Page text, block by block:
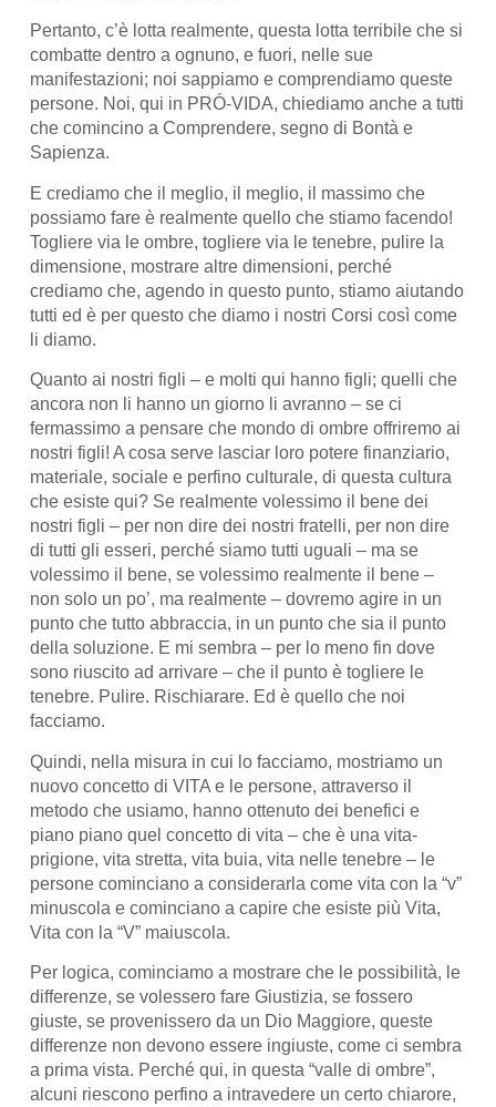
Pertanto, c’è lotta realmente, questa lotta terribile che si
combatte dentro a ognuno, e fuori, nelle sue
manifestazioni; noi sappiamo e comprendiamo queste
persone. Noi, qui in PRÓ-VIDA, chiediamo anche a tutti
che comincino a Comprendere, segno di Bontà e
Sapienza.
E crediamo che il meglio, il meglio, il massimo che
possiamo fare è realmente quello che stiamo facendo!
Togliere via le ombre, togliere via le tenebre, pulire la
dimensione, mostrare altre dimensioni, perché
crediamo che, agendo in questo punto, stiamo aiutando
tutti ed è per questo che diamo i nostri Corsi così come
li diamo.
Quanto ai nostri figli – e molti qui hanno figli; quelli che
ancora non li hanno un giorno li avranno – se ci
fermassimo a pensare che mondo di ombre offriremo ai
nostri figli! A cosa serve lasciar loro potere finanziario,
materiale, sociale e perfino culturale, di questa cultura
che esiste qui? Se realmente volessimo il bene dei
nostri figli – per non dire dei nostri fratelli, per non dire
di tutti gli esseri, perché siamo tutti uguali – ma se
volessimo il bene, se volessimo realmente il bene –
non solo un po’, ma realmente – dovremo agire in un
punto che tutto abbraccia, in un punto che sia il punto
della soluzione. E mi sembra – per lo meno fin dove
sono riuscito ad arrivare – che il punto è togliere le
tenebre. Pulire. Rischiarare. Ed è quello che noi
facciamo.
Quindi, nella misura in cui lo facciamo, mostriamo un
nuovo concetto di VITA e le persone, attraverso il
metodo che usiamo, hanno ottenuto dei benefici e
piano piano quel concetto di vita – che è una vita-
prigione, vita stretta, vita buia, vita nelle tenebre – le
persone cominciano a considerarla come vita con la “v”
minuscola e cominciano a capire che esiste più Vita,
Vita con la “V” maiuscola.
Per logica, cominciamo a mostrare che le possibilità, le
differenze, se volessero fare Giustizia, se fossero
giuste, se provenissero da un Dio Maggiore, queste
differenze non devono essere ingiuste, come ci sembra
a prima vista. Perché qui, in questa “valle di ombre”,
alcuni riescono perfino a intravedere un certo chiarore,